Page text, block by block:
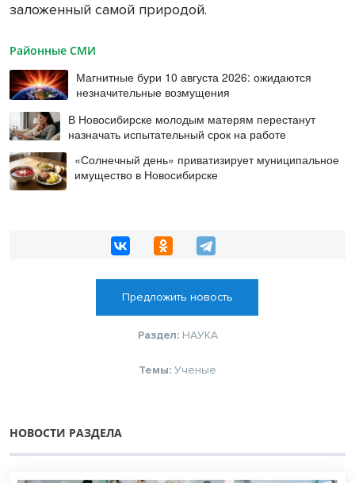
заложенный самой природой.
Районные СМИ
Магнитные бури 10 августа 2026: ожидаются
незначительные возмущения
В Новосибирске молодым матерям перестанут
назначать испытательный срок на работе
«Солнечный день» приватизирует муниципальное
имущество в Новосибирске
Предложить новость
Раздел: НАУКА
Темы: Ученые
НОВОСТИ РАЗДЕЛА